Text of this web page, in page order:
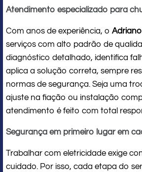
Atendimento especializado para
Com anos de experiência, o
serviços com alto padrão de
diagnóstico detalhado, identifica
aplica a solução correta, sempre
normas de segurança. Seja uma
ajuste na fiação ou instalação
atendimento é feito com total
Segurança em primeiro lugar em
Trabalhar com eletricidade exige
cuidado. Por isso, cada etapa do